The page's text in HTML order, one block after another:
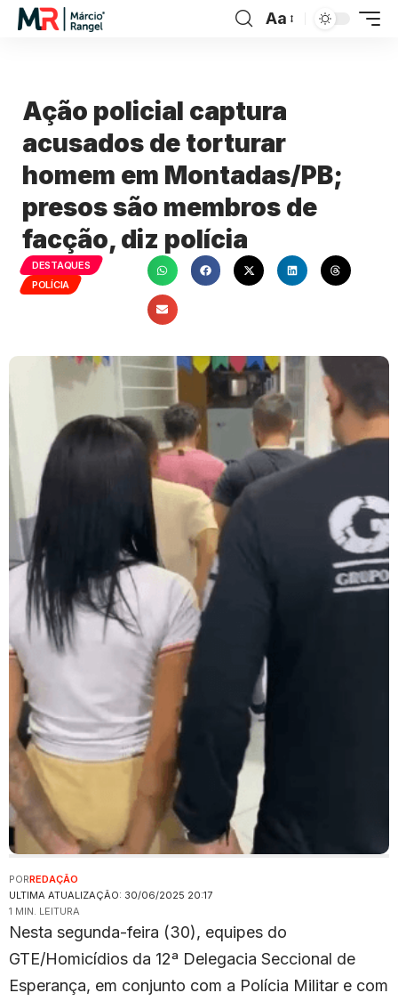
Aa
Ação policial captura
acusados de torturar
homem em Montadas/PB;
presos são membros de
facção, diz polícia
DESTAQUES
POLÍCIA
ULTIMA ATUALIZAÇÃO: 30/06/2025 20:17
PORREDAÇÃO
1 MIN. LEITURA
Nesta segunda-feira (30), equipes do
GTE/Homicídios da 12ª Delegacia Seccional de
Esperança, em conjunto com a Polícia Militar e com